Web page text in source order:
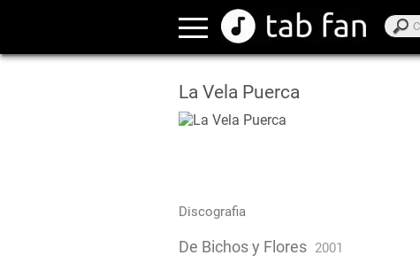
La Vela Puerca
Discografia
De Bichos y Flores 2001